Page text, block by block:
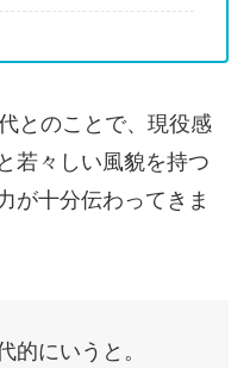
とのことで、現役感
若々しい風貌を持つ
が十分伝わってきま
的にいうと。